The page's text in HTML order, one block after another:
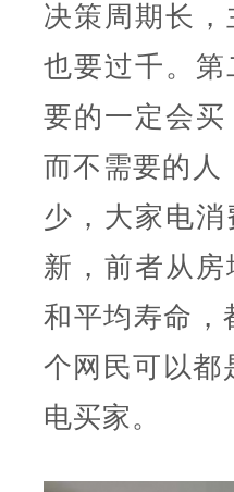
决策周期长
也要过千。
要的一定会
而不需要的人
少，大家电
新，前者从
和平均寿命，
个网民可以都
电买家。